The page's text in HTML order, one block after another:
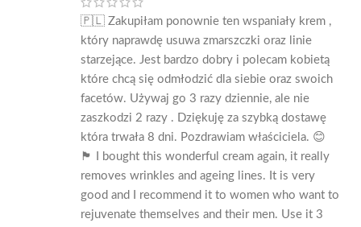
🇵🇱 Zakupiłam ponownie ten wspaniały krem ,
który naprawdę usuwa zmarszczki oraz linie
starzejące. Jest bardzo dobry i polecam kobietą
które chcą się odmłodzić dla siebie oraz swoich
facetów. Używaj go 3 razy dziennie, ale nie
zaszkodzi 2 razy . Dziękuję za szybką dostawę
która trwała 8 dni. Pozdrawiam właściciela. 😊
🏴󠁧󠁢󠁳󠁣󠁴󠁿 I bought this wonderful cream again, it really
removes wrinkles and ageing lines. It is very
good and I recommend it to women who want to
rejuvenate themselves and their men. Use it 3